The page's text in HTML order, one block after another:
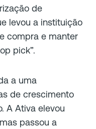
de
levou a instituição
compra e manter
pick”.
a uma
de crescimento
A Ativa elevou
passou a